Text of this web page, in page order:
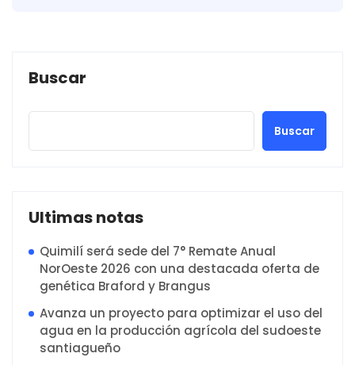
Buscar
Buscar
Ultimas notas
Quimilí será sede del 7° Remate Anual
NorOeste 2026 con una destacada oferta de
genética Braford y Brangus
Avanza un proyecto para optimizar el uso del
agua en la producción agrícola del sudoeste
santiagueño